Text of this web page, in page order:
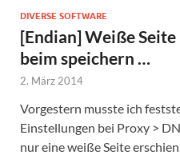
DIVERSE SOFTWARE
[Endian] Weiße
beim speichern …
2. März 2014
Vorgestern musste ich
Einstellungen bei Proxy >
nur eine weiße Seite